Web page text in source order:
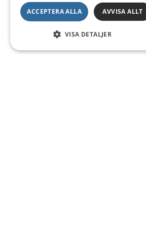
ACCEPTERA ALLA AVVISA ALLT
VISA DETALJER